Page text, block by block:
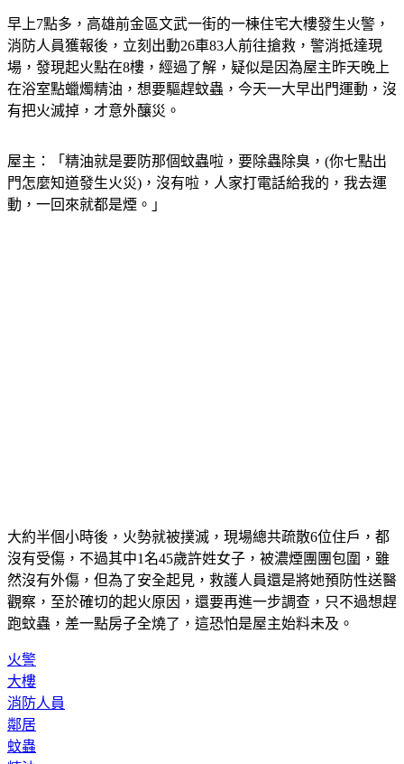
早上7點多，高雄前金區文武一街的一棟住宅大樓發生火警，
消防人員獲報後，立刻出動26車83人前往搶救，警消抵達現
場，發現起火點在8樓，經過了解，疑似是因為屋主昨天晚上
在浴室點蠟燭精油，想要驅趕蚊蟲，今天一大早出門運動，沒
有把火滅掉，才意外釀災。
屋主：「精油就是要防那個蚊蟲啦，要除蟲除臭，(你七點出
門怎麼知道發生火災)，沒有啦，人家打電話給我的，我去運
動，一回來就都是煙。」
大約半個小時後，火勢就被撲滅，現場總共疏散6位住戶，都
沒有受傷，不過其中1名45歲許姓女子，被濃煙團團包圍，雖
然沒有外傷，但為了安全起見，救護人員還是將她預防性送醫
觀察，至於確切的起火原因，還要再進一步調查，只不過想趕
跑蚊蟲，差一點房子全燒了，這恐怕是屋主始料未及。
火警
大樓
消防人員
鄰居
蚊蟲